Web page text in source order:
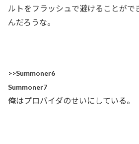
ルトをフラッシュで避けることがで
んだろうな。
>>Summoner6
Summoner7
俺はプロバイダのせいにしている。